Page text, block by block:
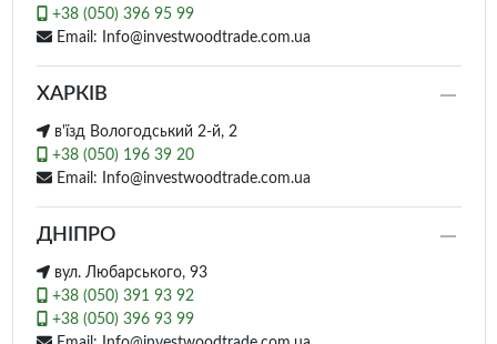
+38 (050) 396 95 99
Email: Info@investwoodtrade.com.ua
ХАРКІВ
в'їзд Вологодський 2-й, 2
+38 (050) 196 39 20
Email: Info@investwoodtrade.com.ua
ДНІПРО
вул. Любарського, 93
+38 (050) 391 93 92
+38 (050) 396 93 99